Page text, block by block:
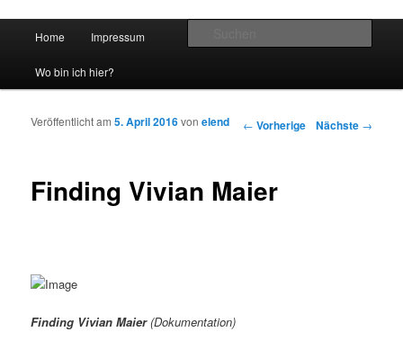
vidgames.de
Zum Inhalt wechseln
Zum sekundären Inhalt wechseln
Home Impressum
Wo bin ich hier?
Artikelnavigation
← Vorherige Nächste →
Finding Vivian Maier
Veröffentlicht am5. April 2016vonelend
Finding Vivian Maier(Dokumentation)